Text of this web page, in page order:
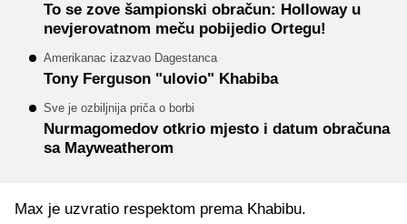
To se zove šampionski obračun: Holloway u
nevjerovatnom meču pobijedio Ortegu!
Amerikanac izazvao Dagestanca
Tony Ferguson "ulovio" Khabiba
Sve je ozbiljnija priča o borbi
Nurmagomedov otkrio mjesto i datum obračuna
sa Mayweatherom
Max je uzvratio respektom prema Khabibu.